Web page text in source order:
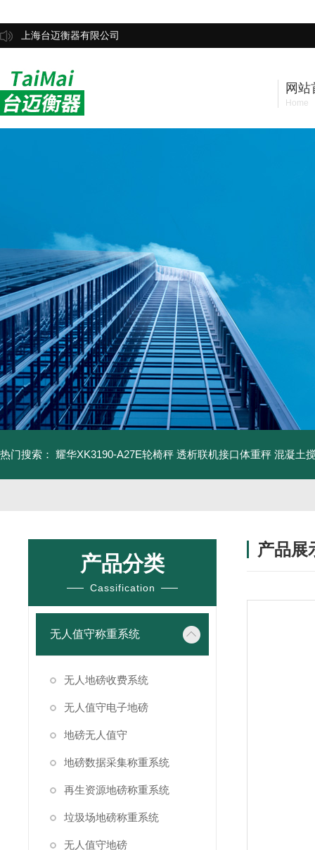
上海台迈衡器有限公司
网站
Home
热门搜索： 耀华XK3190-A27E轮椅秤 透析联机接口体重秤 混凝土
产品分类
Cassification
无人值守称重系统
无人地磅收费系统
无人值守电子地磅
地磅无人值守
地磅数据采集称重系统
再生资源地磅称重系统
垃圾场地磅称重系统
无人值守地磅
产品展